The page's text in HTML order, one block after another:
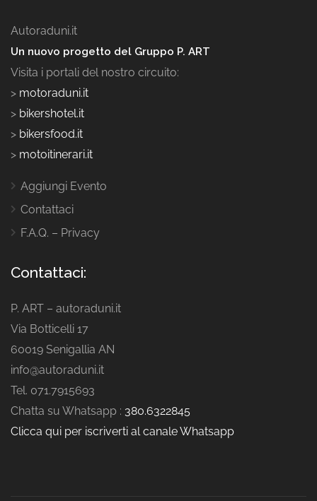
Autoraduni.it
Un nuovo progetto del Gruppo P. ART
Visita i portali del nostro circuito:
> motoraduni.it
> bikershotel.it
> bikersfood.it
> motoitinerari.it
Aggiungi Evento
Contattaci
F.A.Q. – Privacy
Contattaci:
P. ART – autoraduni.it
Via Botticelli 17
60019 Senigallia AN
info@autoraduni.it
Tel. 071.7915693
Chatta su Whatsapp : 380.6322845
Clicca qui per iscriverti al canale Whatsapp